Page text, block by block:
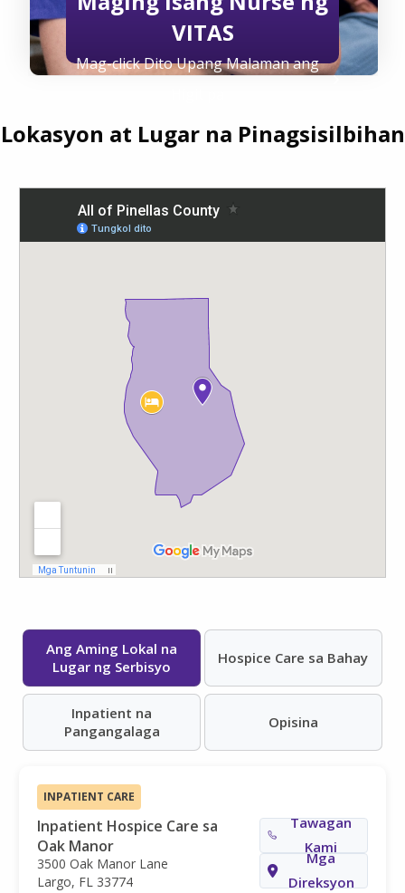
VITAS
Mag-click Dito Upang Malaman ang
Lokasyon at Lugar na Pinagsisilbihan
Ang Aming Lokal na
Lugar ng Serbisyo
Hospice Care sa Bahay
Inpatient na
Pangangalaga
Opisina
INPATIENT CARE
Inpatient Hospice Care sa
Oak Manor
3500 Oak Manor Lane
Largo, FL 33774
Tawagan
Kami
Mga
Direksyon